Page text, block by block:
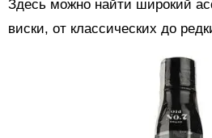
Здесь можно найти широкий
виски, от классических до